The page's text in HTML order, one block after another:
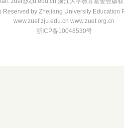
Reserved by Zhejiang University Education
www.zuef.zju.edu.cn www.zuef.org.cn
浙ICP备10048530号